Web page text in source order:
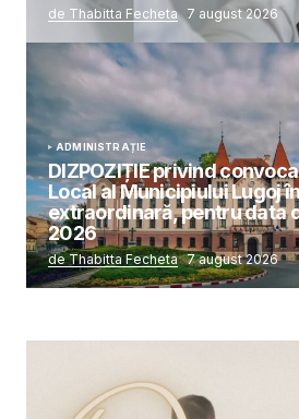
de Thabitta Fecheta 7 august 2026
ADMINISTRAȚIE
DIZPOZIȚIE privind
Local al Municipiului Lugoj
extraordinară, pentru data
2026
de Thabitta Fecheta 7 august 2026